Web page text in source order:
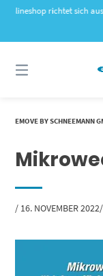
Springe richtet sich
EMOVE BY SCHNEEMANN
VON
/ 16. NOVEMBER 2022/